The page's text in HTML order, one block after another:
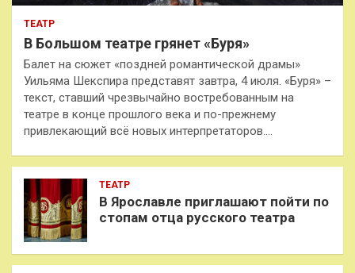
ТЕАТР
В Большом театре грянет «Буря»
Балет на сюжет «поздней романтической драмы»
Уильяма Шекспира представят завтра, 4 июля. «Буря» –
текст, ставший чрезвычайно востребованным на
театре в конце прошлого века и по-прежнему
привлекающий всё новых интерпретаторов.…
ТЕАТР
В Ярославле приглашают пойти по
стопам отца русского театра